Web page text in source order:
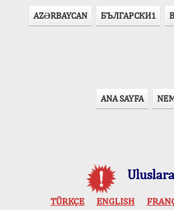
AZӘRBAYCAN БЪЛГАРСКИ1
ANA SAYFA
TÜRKÇE ENGLISH